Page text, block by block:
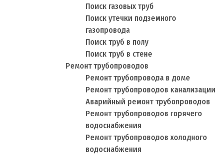
Поиск газовых труб
Поиск утечки подземного
газопровода
Поиск труб в полу
Поиск труб в стене
Ремонт трубопроводов
Ремонт трубопровода в доме
Ремонт трубопроводов канализации
Аварийный ремонт трубопроводов
Ремонт трубопроводов горячего
водоснабжения
Ремонт трубопроводов холодного
водоснабжения